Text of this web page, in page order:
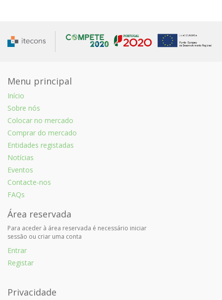
Menu principal
Início
Sobre nós
Colocar no mercado
Comprar do mercado
Entidades registadas
Notícias
Eventos
Contacte-nos
FAQs
Área reservada
Para aceder à área reservada é necessário iniciar
sessão ou criar uma conta
Entrar
Registar
Privacidade